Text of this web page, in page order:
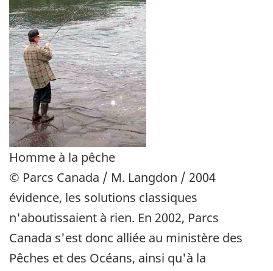
Homme à la pêche
© Parcs Canada / M. Langdon / 2004
évidence, les solutions classiques
n'aboutissaient à rien. En 2002, Parcs
Canada s'est donc alliée au ministère des
Pêches et des Océans, ainsi qu'à la